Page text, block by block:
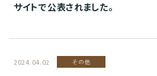
サイトで公表されました。
2024.04.02 その他